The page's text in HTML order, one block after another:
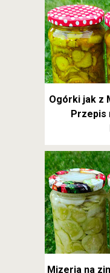
Ogórki jak z
Przepis
Mizeria na